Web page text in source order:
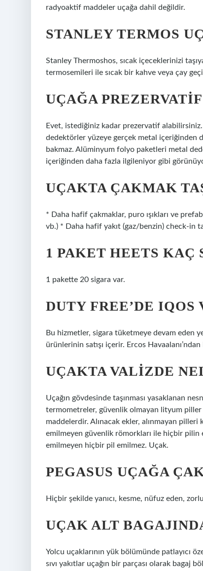
radyoaktif maddeler uçağa dahil değildir.
STANLEY TERMOS
Stanley Thermoshos, sıcak içeceklerinizi
termosemileri ile sıcak bir kahve veya çay
UÇAĞA
Evet, istediğiniz kadar prezervatif
dedektörler yüzeye gerçek metal içeriğinden
bakmaz. Alüminyum folyo paketleri metal
içeriğinden daha fazla ilgileniyor gibi
UÇAKTA ÇAKMAK
* Daha hafif çakmaklar, puro ışıkları ve
vb.) * Daha hafif yakıt (gaz/benzin) check-in
1 PAKET HEETS KAÇ
1 pakette 20 sigara var.
DUTY FREE’DE IQOS
Bu hizmetler, sigara tüketmeye devam eden
ürünlerinin satışı içerir. Ercos
UÇAKTA VALIZDE
Uçağın gövdesinde taşınması yasaklanan
termometreler, güvenlik olmayan lityum piller
maddelerdir. Alınacak ekler, alınmayan
emilmeyen güvenlik römorkları ile hiçbir
emilmeyen hiçbir pil emilmez. Uçak.
PEGASUS UÇAĞA
Hiçbir şekilde yanıcı, kesme, nüfuz eden,
UÇAK ALT
Yolcu uçaklarının yük bölümünde patlayıcı
sıvı yakıtlar uçağın bir parçası olarak bagaj